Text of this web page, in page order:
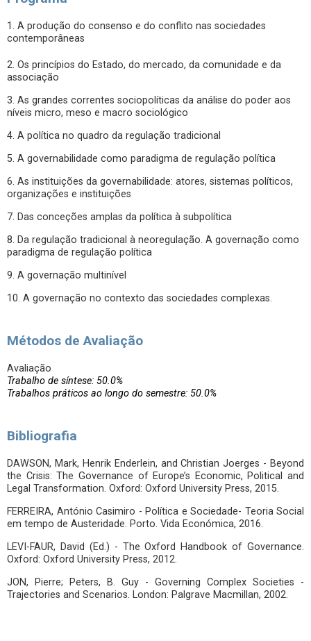
1. A produção do consenso e do conflito nas sociedades
contemporâneas
2. Os princípios do Estado, do mercado, da comunidade e da
associação
3. As grandes correntes sociopolíticas da análise do poder aos
níveis micro, meso e macro sociológico
4. A política no quadro da regulação tradicional
5. A governabilidade como paradigma de regulação política
6. As instituições da governabilidade: atores, sistemas políticos,
organizações e instituições
7. Das conceções amplas da política à subpolítica
8. Da regulação tradicional à neoregulação. A governação como
paradigma de regulação política
9. A governação multinível
10. A governação no contexto das sociedades complexas.
Métodos de Avaliação
Avaliação
Trabalho de síntese: 50.0%
Trabalhos práticos ao longo do semestre: 50.0%
Bibliografia
DAWSON, Mark, Henrik Enderlein, and Christian Joerges - Beyond
the Crisis: The Governance of Europe’s Economic, Political and
Legal Transformation. Oxford: Oxford University Press, 2015.
FERREIRA, António Casimiro - Política e Sociedade- Teoria Social
em tempo de Austeridade. Porto. Vida Económica, 2016.
LEVI-FAUR, David (Ed.) - The Oxford Handbook of Governance.
Oxford: Oxford University Press, 2012.
JON, Pierre; Peters, B. Guy - Governing Complex Societies -
Trajectories and Scenarios. London: Palgrave Macmillan, 2002.